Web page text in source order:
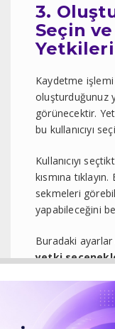
3.
Seçin
Kaydetme
oluşturduğunuz
görünecektir.
bu kullanıcıyı
Kullanıcıyı
kısmına
sekmeleri
yapabileceğini
Buradaki
yetki
Yani burada
kasiyeriniz
Kısacası